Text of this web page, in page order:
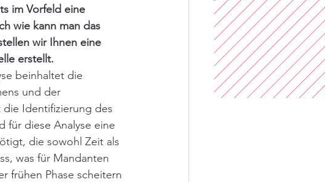
im Vorfeld eine
wie kann man das
wir Ihnen eine
erstellt.
beinhaltet die
und der
Identifizierung des
für diese Analyse eine
die sowohl Zeit als
was für Mandanten
frühen Phase scheitern